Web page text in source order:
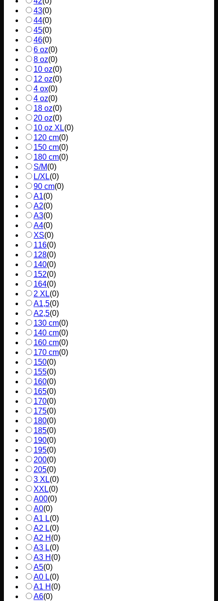
43(0)
44(0)
45(0)
46(0)
6 oz(0)
8 oz(0)
10 oz(0)
12 oz(0)
4 ox(0)
4 oz(0)
18 oz(0)
20 oz(0)
10 oz XL(0)
120 cm(0)
150 cm(0)
180 cm(0)
S/M(0)
L/XL(0)
90 cm(0)
A1(0)
A2(0)
A3(0)
A4(0)
XS(0)
116(0)
128(0)
140(0)
152(0)
164(0)
2 XL(0)
A1,5(0)
A2,5(0)
130 cm(0)
140 cm(0)
160 cm(0)
170 cm(0)
150(0)
155(0)
160(0)
165(0)
170(0)
175(0)
180(0)
185(0)
190(0)
195(0)
200(0)
205(0)
3 XL(0)
XXL(0)
A00(0)
A0(0)
A1 L(0)
A2 L(0)
A2 H (0)
A3 L(0)
A3 H (0)
A5(0)
A0 L(0)
A1 H (0)
A6(0)